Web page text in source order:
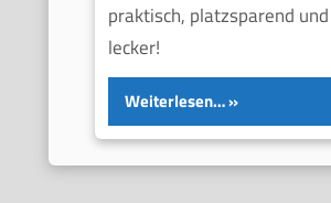
praktisch, platzsparend und
lecker!
Weiterlesen…